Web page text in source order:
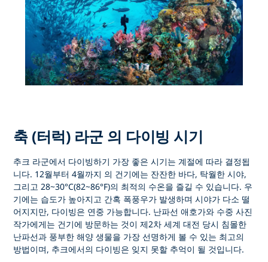
축 (터럭) 라군 의 다이빙 시기
추크 라군에서 다이빙하기 가장 좋은 시기는 계절에 따라 결정됩
니다. 12월부터 4월까지 의 건기에는 잔잔한 바다, 탁월한 시야,
그리고 28~30°C(82~86°F)의 최적의 수온을 즐길 수 있습니다. 우
기에는 습도가 높아지고 간혹 폭풍우가 발생하며 시야가 다소 떨
어지지만, 다이빙은 연중 가능합니다. 난파선 애호가와 수중 사진
작가에게는 건기에 방문하는 것이 제2차 세계 대전 당시 침몰한
난파선과 풍부한 해양 생물을 가장 선명하게 볼 수 있는 최고의
방법이며, 추크에서의 다이빙은 잊지 못할 추억이 될 것입니다.